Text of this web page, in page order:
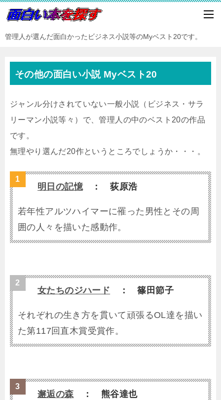
管理人が選んだ面白かったビジネス小説等のMyベスト20です。
その他の面白い小説 Myベスト20
ジャンル分けされていない一般小説（ビジネス・サラ
リーマン小説等々）で、管理人の中のベスト20の作品
です。
無理やり選んだ20作というところでしょうか・・・。
明日の記憶： 荻原浩
若年性アルツハイマーに罹った男性とその周
囲の人々を描いた感動作。
女たちのジハード ： 篠田節子
それぞれの生き方を貫いて頑張るOL達を描い
た第117回直木賞受賞作。
邂逅の森： 熊谷達也